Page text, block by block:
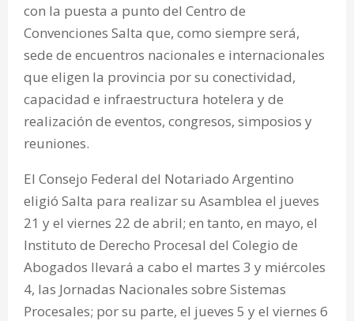
con la puesta a punto del Centro de
Convenciones Salta que, como siempre será,
sede de encuentros nacionales e internacionales
que eligen la provincia por su conectividad,
capacidad e infraestructura hotelera y de
realización de eventos, congresos, simposios y
reuniones.
El Consejo Federal del Notariado Argentino
eligió Salta para realizar su Asamblea el jueves
21 y el viernes 22 de abril; en tanto, en mayo, el
Instituto de Derecho Procesal del Colegio de
Abogados llevará a cabo el martes 3 y miércoles
4, las Jornadas Nacionales sobre Sistemas
Procesales; por su parte, el jueves 5 y el viernes 6